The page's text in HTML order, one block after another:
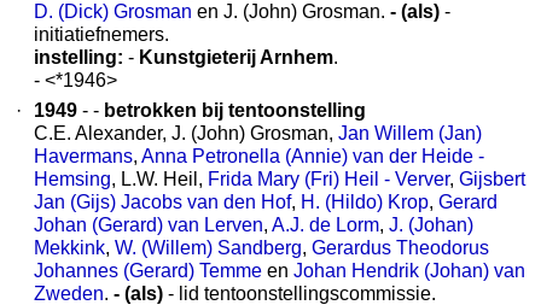
D. (Dick) Grosman en J. (John) Grosman. - (als) -
initiatiefnemers.
instelling: - Kunstgieterij Arnhem.
- <*1946>
·
1949 - - betrokken bij tentoonstelling
C.E. Alexander, J. (John) Grosman, Jan Willem (Jan)
Havermans, Anna Petronella (Annie) van der Heide -
Hemsing, L.W. Heil, Frida Mary (Fri) Heil - Verver, Gijsbert
Jan (Gijs) Jacobs van den Hof, H. (Hildo) Krop, Gerard
Johan (Gerard) van Lerven, A.J. de Lorm, J. (Johan)
Mekkink, W. (Willem) Sandberg, Gerardus Theodorus
Johannes (Gerard) Temme en Johan Hendrik (Johan) van
Zweden. - (als) - lid tentoonstellingscommissie.